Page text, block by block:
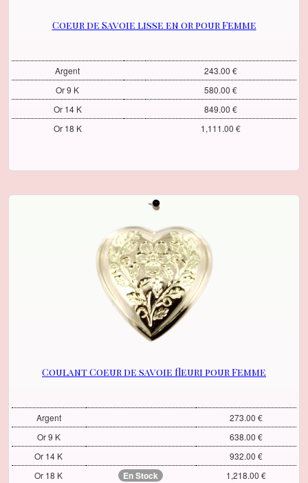
Coeur de Savoie lisse en or pour Femme
Argent
243.00 €
Or 9 K
580.00 €
Or 14 K
849.00 €
Or 18 K
1,111.00 €
Coulant Coeur de savoie fleuri pour Femme
Argent
273.00 €
Or 9 K
638.00 €
Or 14 K
932.00 €
Or 18 K
En Stock 1,218.00 €